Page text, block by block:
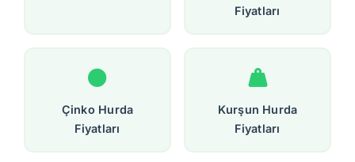
Fiyatları
Çinko Hurda
Fiyatları
Kurşun Hurda
Fiyatları